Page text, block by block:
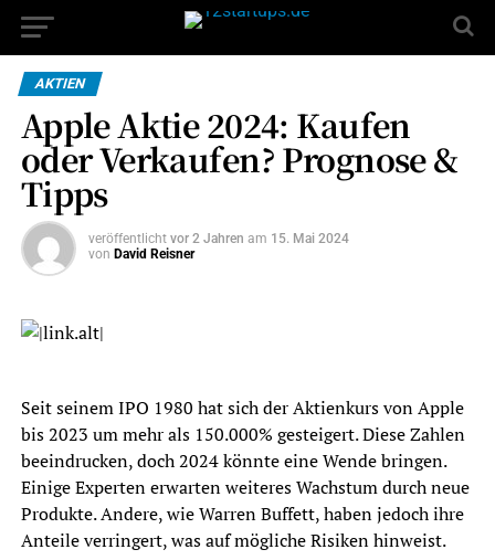
AKTIEN
Apple Aktie 2024: Kaufen
oder Verkaufen? Prognose &
Tipps
veröffentlicht vor 2 Jahren am 15. Mai 2024
von David Reisner
Seit seinem IPO 1980 hat sich der Aktienkurs von Apple
bis 2023 um mehr als 150.000% gesteigert. Diese Zahlen
beeindrucken, doch 2024 könnte eine Wende bringen.
Einige Experten erwarten weiteres Wachstum durch neue
Produkte. Andere, wie Warren Buffett, haben jedoch ihre
Anteile verringert, was auf mögliche Risiken hinweist.